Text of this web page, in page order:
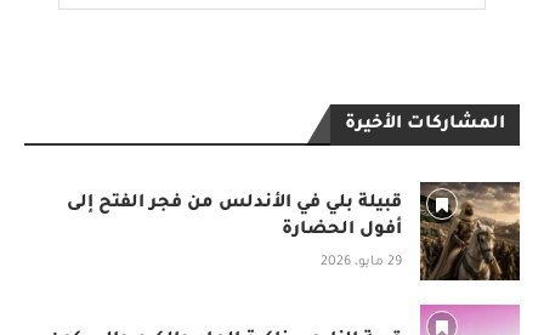
المشاركات الأخيرة
قبيلة بلي في الأندلس من فجر الفتح إلى
أفول الحضارة
29 مايو، 2026